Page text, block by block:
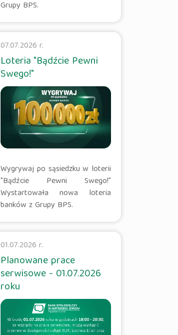
Grupy BPS.
07.07.2026 r.
Loteria "Bądźcie Pewni
Swego!"
Wygrywaj po sąsiedzku w loterii
"Bądźcie Pewni Swego!"
Wystartowała nowa loteria
banków z Grupy BPS.
01.07.2026 r.
Planowane prace
serwisowe - 01.07.2026
roku